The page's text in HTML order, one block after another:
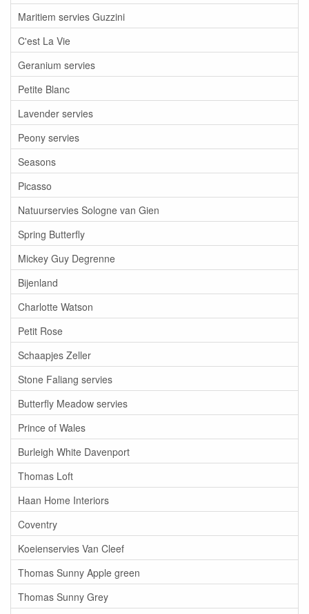
Maritiem servies Guzzini
C'est La Vie
Geranium servies
Petite Blanc
Lavender servies
Peony servies
Seasons
Picasso
Natuurservies Sologne van Gien
Spring Butterfly
Mickey Guy Degrenne
Bijenland
Charlotte Watson
Petit Rose
Schaapjes Zeller
Stone Faliang servies
Butterfly Meadow servies
Prince of Wales
Burleigh White Davenport
Thomas Loft
Haan Home Interiors
Coventry
Koeienservies Van Cleef
Thomas Sunny Apple green
Thomas Sunny Grey